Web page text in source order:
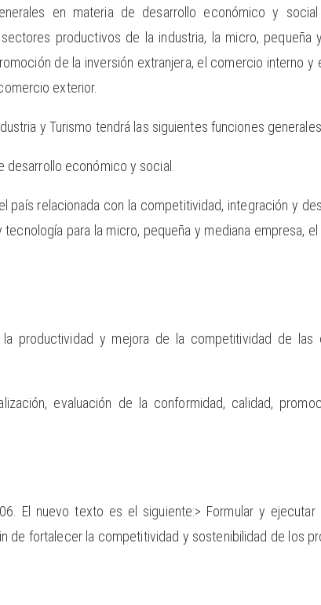
en materia de desarrollo económico y
productivos de la industria, la micro, pequeña
de la inversión extranjera, el comercio interno y
exterior.
y Turismo tendrá las siguientes funciones
desarrollo económico y social.
relacionada con la competitividad, integración y
para la micro, pequeña y mediana empresa,
productividad y mejora de la competitividad de las
evaluación de la conformidad, calidad,
El nuevo texto es el siguiente:> Formular y ejecutar
de fortalecer la competitividad y sostenibilidad de los